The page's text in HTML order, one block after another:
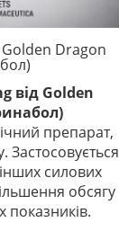
Golden Dragon
від Golden
препарат,
Застосовується
силових
обсягу
показників.